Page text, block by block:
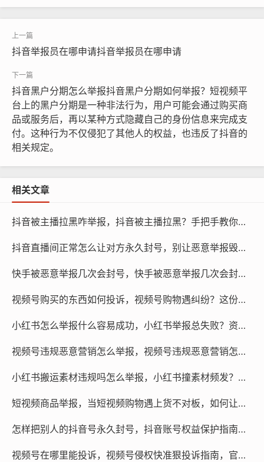
短视频代举报
微信咨询
本文链接： http://www.rtcyy.com/post/48533.html
快手上频繁举报网络世界中的举报风暴
抖音举报员在哪申请抖音举报员在哪申请
抖音黑户分期怎么举报抖音黑户分期如何举报？短视频平
台上的黑户分期是一种非法行为，用户可能会通过购买商
品或服务后，再以某种方式隐藏自己的身份信息来完成支
付。这种行为不仅侵犯了其他人的权益，也违反了抖音的
相关规定。
相关文章
抖音被主播拉黑咋举报，抖音被主播拉黑？手把手教你有效举报与维权
抖音直播间正常怎么让对方永久封号，别让恶意举报毁了你！揭秘直播间如何有效反击差评水军
快手被恶意举报几次会封号，快手被恶意举报几次会封号？遇到恶意攻击如何自救
视频号购买的东西如何投诉，视频号购物遇纠纷？这份高效维权指南请收好
小红书怎么举报什么容易成功，小红书举报总失败？资深用户总结的精准狙击法，附赠一条隐藏高效通道
视频号违规恶意营销怎么举报，视频号违规恶意营销怎么举报？手把手教你最有效的维权方法
小红书搬运素材违规吗怎么举报，小红书撞素材频发？搬运必违规，手把手教你正确举报与维权
短视频商品举报，当短视频购物遇上货不对板，如何让商品举报成为你的维权利器
怎样把别人的抖音号永久封号，抖音账号权益保护指南，面对违规内容如何正确维权
视频号在哪里能投诉，视频号侵权快准狠投诉指南，官方渠道与高效助力